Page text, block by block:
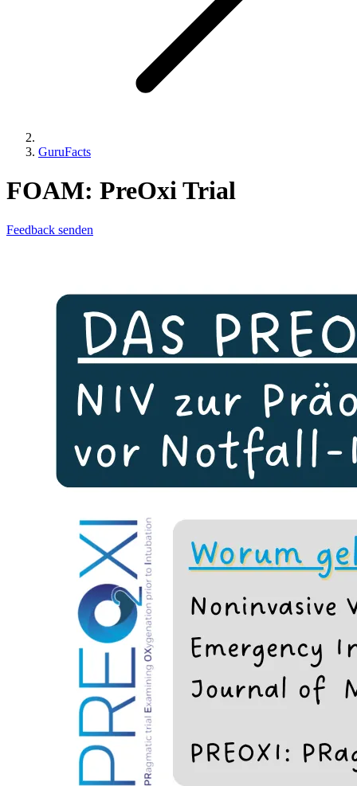
GuruFacts
FOAM: PreOxiTrial
Feedback senden